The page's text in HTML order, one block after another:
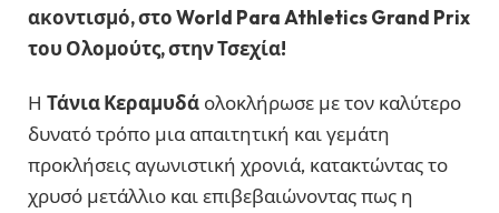
ακοντισμό, στο World Para Athletics Grand Prix
του Ολομούτς, στην Τσεχία!
Η Τάνια Κεραμυδά ολοκλήρωσε με τον καλύτερο
δυνατό τρόπο μια απαιτητική και γεμάτη
προκλήσεις αγωνιστική χρονιά, κατακτώντας το
χρυσό μετάλλιο και επιβεβαιώνοντας πως η